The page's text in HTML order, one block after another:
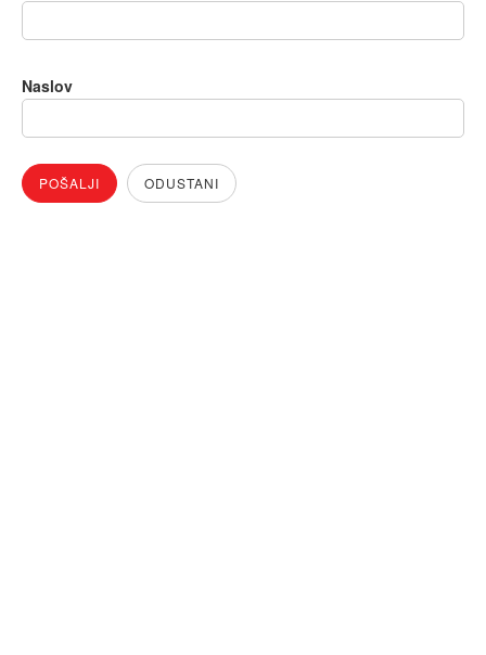
Naslov
POŠALJI ODUSTANI